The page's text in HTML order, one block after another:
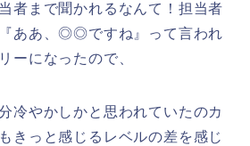
者まで聞かれるなんて！担当者
ああ、◎◎ですね』って言われ
ーになったので、
冷やかしかと思われていたのカ
きっと感じるレベルの差を感じ